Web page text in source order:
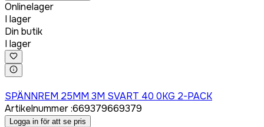
Onlinelager
I lager
Din butik
I lager
SPÄNNREM 25MM 3M SVART 40 0KG 2-PACK
Artikelnummer:669379669379
Logga in för att se pris